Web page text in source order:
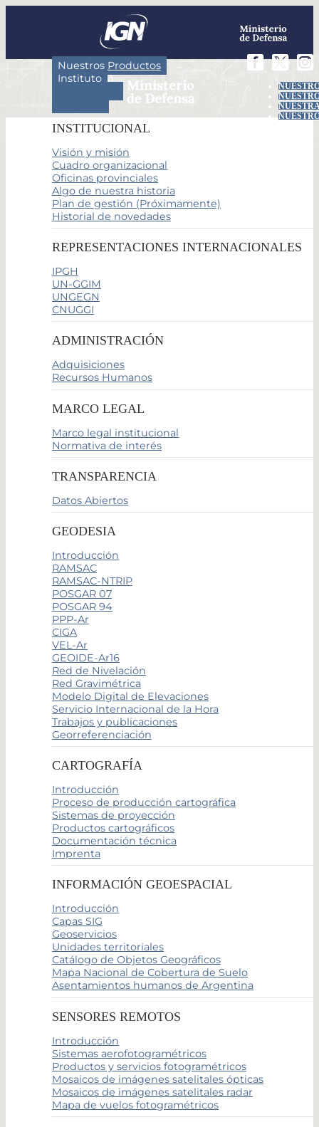
Nuestros Productos
Instituto
INSTITUCIONAL
Visión y misión
Cuadro organizacional
Oficinas provinciales
Algo de nuestra historia
Plan de gestión (Próximamente)
Historial de novedades
REPRESENTACIONES INTERNACIONALES
IPGH
UN-GGIM
UNGEGN
CNUGGI
ADMINISTRACIÓN
Adquisiciones
Recursos Humanos
MARCO LEGAL
Marco legal institucional
Normativa de interés
TRANSPARENCIA
Datos Abiertos
GEODESIA
Introducción
RAMSAC
RAMSAC-NTRIP
POSGAR 07
POSGAR 94
PPP-Ar
CIGA
VEL-Ar
GEOIDE-Ar16
Red de Nivelación
Red Gravimétrica
Modelo Digital de Elevaciones
Servicio Internacional de la Hora
Trabajos y publicaciones
Georreferenciación
CARTOGRAFÍA
Introducción
Proceso de producción cartográfica
Sistemas de proyección
Productos cartográficos
Documentación técnica
Imprenta
INFORMACIÓN GEOESPACIAL
Introducción
Capas SIG
Geoservicios
Unidades territoriales
Catálogo de Objetos Geográficos
Mapa Nacional de Cobertura de Suelo
Asentamientos humanos de Argentina
SENSORES REMOTOS
Introducción
Sistemas aerofotogramétricos
Productos y servicios fotogramétricos
Mosaicos de imágenes satelitales ópticas
Mosaicos de imágenes satelitales radar
Mapa de vuelos fotogramétricos